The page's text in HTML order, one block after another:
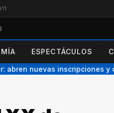
ESPECTÁCULOS
abren nuevas inscripciones y